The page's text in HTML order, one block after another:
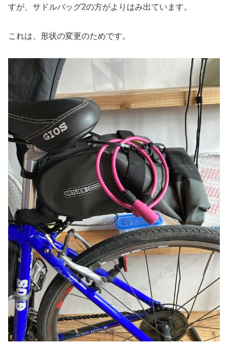
すが、サドルバッグ2の方がよりはみ出ています。
これは、形状の変更のためです。